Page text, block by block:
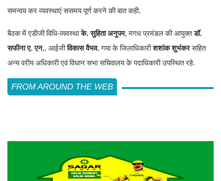
समन्वय कर व्यवस्थाएं ससमय पूर्ण करने की बात कही.
बैठक में एडीजी विधि-व्यवस्थाके. सुहिता अनुपम, मगध प्रमंडल की आयुक्तडॉ.
सफीना ए. एन., आईजीविकास वैभव, गया के जिलाधिकारीशशांक शुभंकरसहित
अन्य वरीय अधिकारी एवं विधान सभा सचिवालय के पदाधिकारी उपस्थित रहे.
FROM AROUND THE WEB